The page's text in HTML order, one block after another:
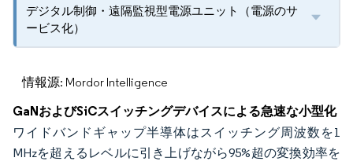
デジタル制御・遠隔監視型電源ユニット（電源のサ
ービス化）
情報源: Mordor Intelligence
GaNおよびSiCスイッチングデバイスによる急速な小型化
ワイドバンドギャップ半導体はスイッチング周波数を1
MHzを超えるレベルに引き上げながら95%超の変換効率を